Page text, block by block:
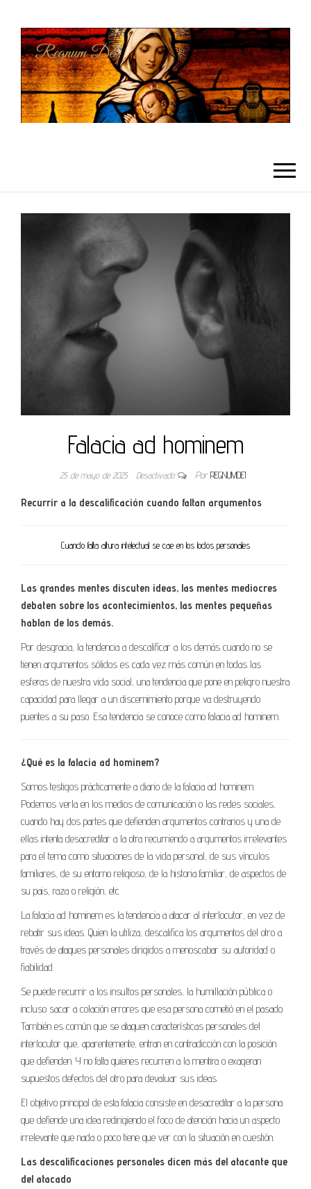
Falacia ad hominem
25 de mayo de 2025 Desactivado Por REGNUMDEI
Recurrir a la descalificación cuando faltan argumentos
Cuando falta altura intelectual se cae en los lodos personales
Las grandes mentes discuten ideas, las mentes mediocres
debaten sobre los acontecimientos, las mentes pequeñas
hablan de los demás.
Por desgracia, la tendencia a descalificar a los demás cuando no se
tienen argumentos sólidos es cada vez más común en todas las
esferas de nuestra vida social, una tendencia que pone en peligro nuestra
capacidad para llegar a un discernimiento porque va destruyendo
puentes a su paso. Esa tendencia se conoce como falacia ad hominem.
¿Qué es la falacia ad hominem?
Somos testigos prácticamente a diario de la falacia ad hominem.
Podemos verla en los medios de comunicación o las redes sociales,
cuando hay dos partes que defienden argumentos contrarios y una de
ellas intenta desacreditar a la otra recurriendo a argumentos irrelevantes
para el tema como situaciones de la vida personal, de sus vínculos
familiares, de su entorno religioso, de la historia familiar, de aspectos de
su pais, raza o religión, etc.
La falacia ad hominem es la tendencia a atacar al interlocutor, en vez de
rebatir sus ideas. Quien la utiliza, descalifica los argumentos del otro a
través de ataques personales dirigidos a menoscabar su autoridad o
fiabilidad.
Se puede recurrir a los insultos personales, la humillación pública o
incluso sacar a colación errores que esa persona cometió en el pasado.
También es común que se ataquen características personales del
interlocutor que, aparentemente, entran en contradicción con la posición
que defienden. Y no falta quienes recurren a la mentira o exageran
supuestos defectos del otro para devaluar sus ideas.
El objetivo principal de esta falacia consiste en desacreditar a la persona
que defiende una idea redirigiendo el foco de atención hacia un aspecto
irrelevante que nada o poco tiene que ver con la situación en cuestión.
Las descalificaciones personales dicen más del atacante que
del atacado